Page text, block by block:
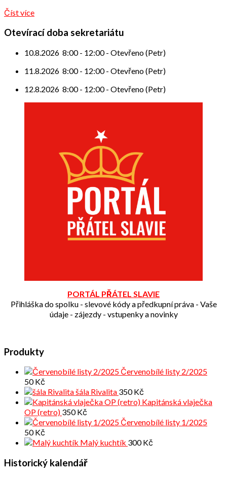
Číst více
Otevírací doba sekretariátu
10.8.2026 8:00- 12:00- Otevřeno (Petr)
11.8.2026 8:00- 12:00- Otevřeno (Petr)
12.8.2026 8:00- 12:00- Otevřeno (Petr)
PORTÁL PŘÁTEL SLAVIE
Přihláška do spolku - slevové kódy a předkupní práva - Vaše
údaje - zájezdy - vstupenky a novinky
Produkty
Červenobílé listy 2/2025
50Kč
šála Rivalita 350Kč
Kapitánská vlaječka
OP (retro) 350Kč
Červenobílé listy 1/2025
50Kč
Malý kuchtík 300Kč
Historický kalendář